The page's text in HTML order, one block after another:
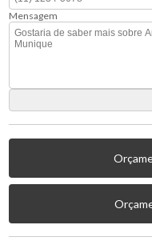
Mensagem